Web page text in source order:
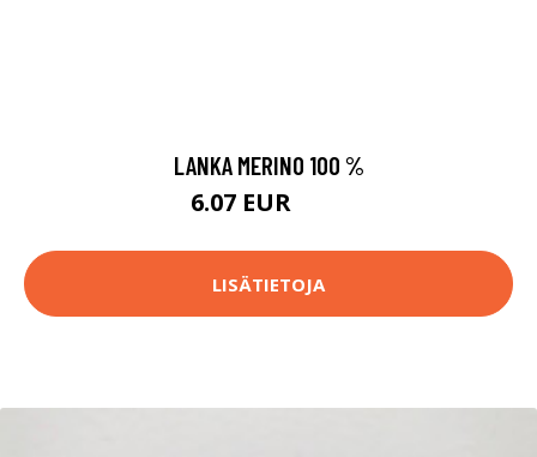
LANKA MERINO 100 %
6.07 EUR
LISÄTIETOJA